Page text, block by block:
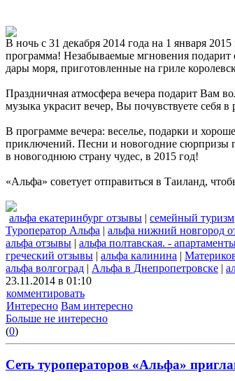
В ночь с 31 декабря 2014 года на 1 января
программа! Незабываемые мгновения подарит
дары моря, приготовленные на гриле
Праздничная атмосфера вечера подарит Вам
музыка украсит вечер, Вы почувствуете
В программе вечера: веселье, подарки и
приключений. Песни и новогодние сюрпризы
в новогоднюю страну чудес, в 2015 год!
«Альфа» советует отправиться в Таиланд,
альфа екатеринбург отзывы | семейный туризм
Туроператор Альфа | альфа нижний новгород
альфа отзывы | альфа полтавская. -
греческий отзывы | альфа калинина |
альфа волгоград | Альфа в Днепропетровске |
23.11.2014 в 01:10
комментировать
Интересно Вам интересно
Больше не интересно
(0)
Сеть туроператоров «Альфа»